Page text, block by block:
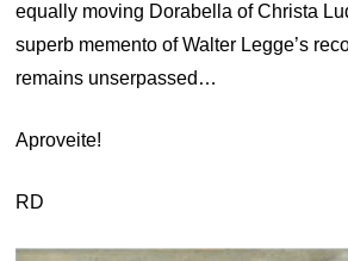
equally moving Dorabella of Christa
superb memento of Walter Legge’s
remains unserpassed…
Aproveite!
RD